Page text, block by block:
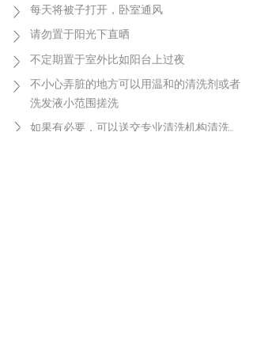
每天将被子打开，卧室通风
请勿置于阳光下直晒
不定期置于室外比如阳台上过夜
不小心弄脏的地方可以用温和的清洗剂或者
洗发液小范围搓洗
如果有必要，可以送交专业清洗机构清洗。